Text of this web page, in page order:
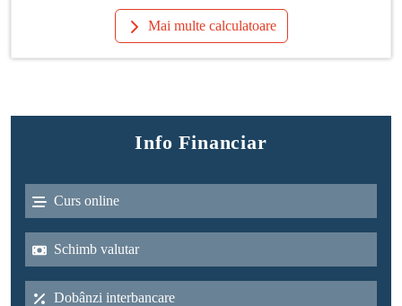
Mai multe calculatoare
Info Financiar
Curs online
Schimb valutar
Dobânzi interbancare